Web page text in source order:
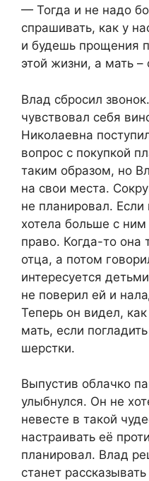
— Тогда и не надо
спрашивать, как у
и будешь прощения
этой жизни, а мать –
Влад сбросил
чувствовал себя
Николаевна
вопрос с покупкой
таким образом, но
на свои места.
не планировал. Если
хотела больше с
право. Когда-то она
отца, а потом
интересуется
не поверил ей и
Теперь он видел,
мать, если
шерстки.
Выпустив облачко
улыбнулся. Он не
невесте в такой
настраивать её
планировал. Влад
станет